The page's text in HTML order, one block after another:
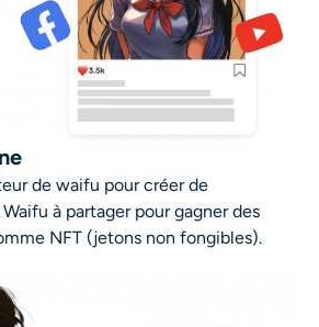
de waifu pour créer de
à partager pour gagner des
NFT (jetons non fongibles).